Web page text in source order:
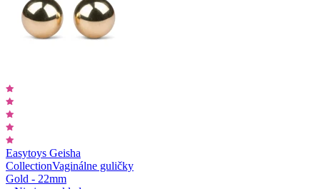
Easytoys Geisha
CollectionVaginálne guličky
Gold - 22mm